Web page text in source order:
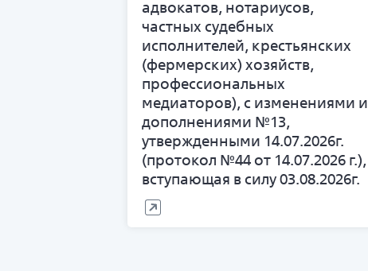
адвокатов, нотариусов,
частных судебных
исполнителей, крестьянских
(фермерских) хозяйств,
профессиональных
медиаторов), с изменениями и
дополнениями №13,
утвержденными 14.07.2026г.
(протокол №44 от 14.07.2026 г.),
вступающая в силу 03.08.2026г.